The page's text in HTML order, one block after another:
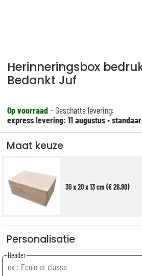
Herinneringsbox
Bedankt Juf
Op voorraad- Geschatte levering:
express levering: 11 augustus•
Maat keuze
30 x 20 x 13 cm (€ 26,90)
Personalisatie
Header